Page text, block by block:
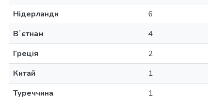
Нідерланди
6
Вʼєтнам
4
Греція
2
Китай
1
Туреччина
1